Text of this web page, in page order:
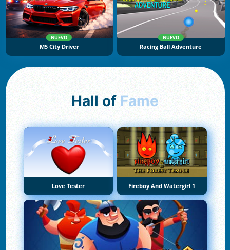
NUEVO
M5 City Driver
NUEVO
Racing Ball Adventure
Hall of Fame
Love Tester Fireboy And Watergirl 1